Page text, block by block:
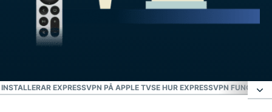
EXPRESSVPN PÅ APPLE TVSE HUR EXPRESSVPN